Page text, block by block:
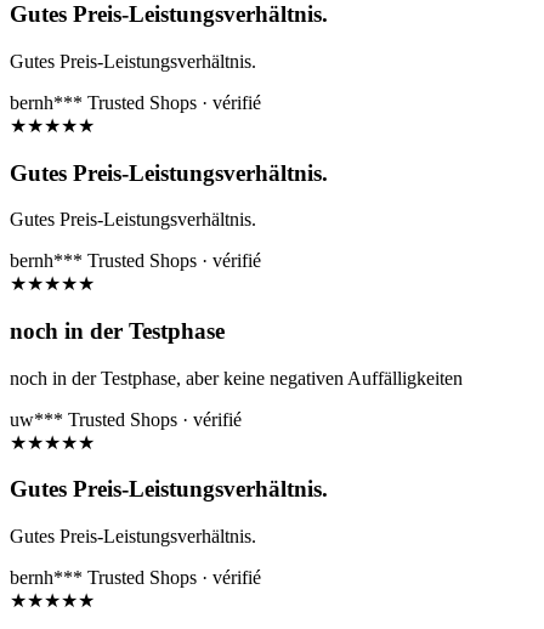
Gutes Preis-Leistungsverhältnis.
Gutes Preis-Leistungsverhältnis.
bernh*** Trusted Shops · vérifié
★★★★★
Gutes Preis-Leistungsverhältnis.
Gutes Preis-Leistungsverhältnis.
bernh*** Trusted Shops · vérifié
★★★★★
noch in der Testphase
noch in der Testphase, aber keine negativen Auffälligkeiten
uw*** Trusted Shops · vérifié
★★★★★
Gutes Preis-Leistungsverhältnis.
Gutes Preis-Leistungsverhältnis.
bernh*** Trusted Shops · vérifié
★★★★★